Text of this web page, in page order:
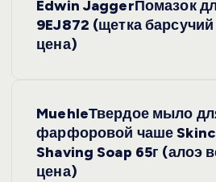
Edwin JaggerПомазок
9EJ872 (щетка
цена)
MuehleТвердое мыло
фарфоровой чаше
Shaving Soap 65г (алоэ
цена)